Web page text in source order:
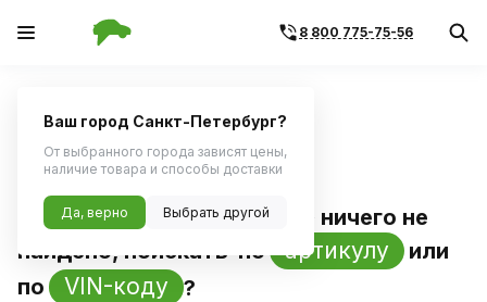
8 800 775-75-56
Поиск по артикулу Поиск по VIN
По названию«continental
ничего не
найдено, поискать по артикулу
или
по
VIN-коду ?
Ваш город Санкт-Петербург?
От выбранного города зависят цены,
наличие товара и способы доставки
Да, верно Выбрать другой